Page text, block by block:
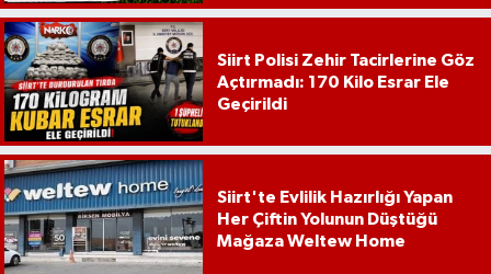
Siirt Polisi Zehir Tacirlerine Göz
Açtırmadı: 170 Kilo Esrar Ele
Geçirildi
Siirt'te Evlilik Hazırlığı Yapan
Her Çiftin Yolunun Düştüğü
Mağaza Weltew Home